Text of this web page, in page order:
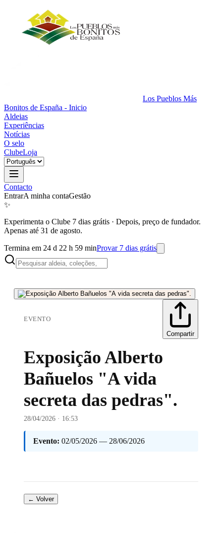
Los Pueblos Más
Bonitos de España - Inicio
Aldeias
Experiências
Notícias
O selo
ClubeLoja
Contacto
EntrarA minha contaGestão
✨
Experimenta o Clube 7 dias grátis · Depois, preço de fundador.
Apenas até 31 de agosto.
Termina em 24 d 22 h 59 minProvar 7 dias grátis
EVENTO
Compartir
Exposição Alberto
Bañuelos "A vida
secreta das pedras".
28/04/2026 · 16:53
Evento: 02/05/2026 — 28/06/2026
← Volver